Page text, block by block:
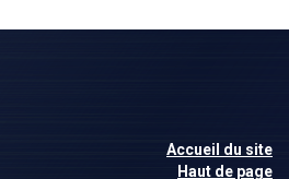
Accueil du site
Haut de page